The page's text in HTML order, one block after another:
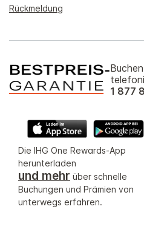
Rückmeldung
1 877
Die IHG One Rewards-App
herunterladen
und mehr über schnelle
Buchungen und Prämien von
unterwegs erfahren.